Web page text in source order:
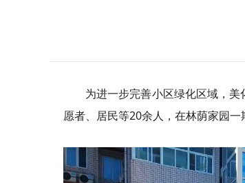
为进一步完善小区绿化区域，
愿者、居民等20余人，在林荫家园一